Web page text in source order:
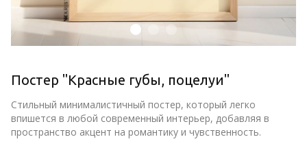
Постер "Красные губы, поцелуи"
Стильный минималистичный постер, который легко
впишется в любой современный интерьер, добавляя в
пространство акцент на романтику и чувственность.